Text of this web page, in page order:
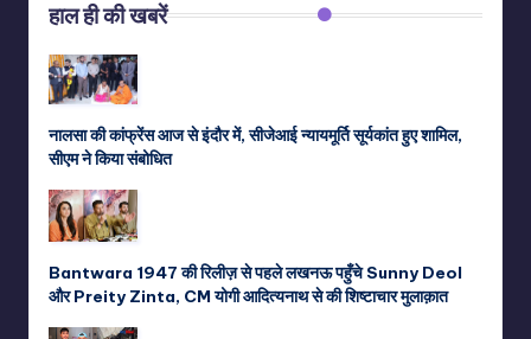
हाल ही की खबरें
नालसा की कांफ्रेंस आज से इंदौर में, सीजेआई न्यायमूर्ति सूर्यकांत हुए शामिल,
सीएम ने किया संबोधित
Bantwara 1947 की रिलीज़ से पहले लखनऊ पहुँचे Sunny Deol
और Preity Zinta, CM योगी आदित्यनाथ से की शिष्टाचार मुलाक़ात